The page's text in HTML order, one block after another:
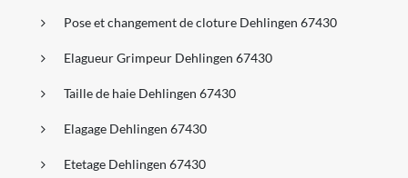
Pose et changement de cloture Dehlingen 67430
Elagueur Grimpeur Dehlingen 67430
Taille de haie Dehlingen 67430
Elagage Dehlingen 67430
Etetage Dehlingen 67430